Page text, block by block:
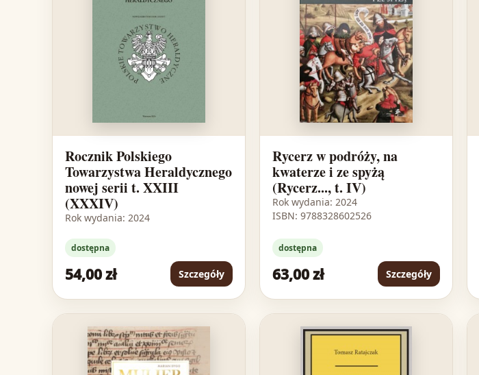
Rocznik Polskiego
Towarzystwa Heraldycznego
nowej serii t. XXIII
(XXXIV)
Rok wydania: 2024
dostępna
54,00 zł Szczegóły
Rycerz w podróży, na
kwaterze i ze spyżą
(Rycerz..., t. IV)
Rok wydania: 2024
ISBN: 9788328602526
dostępna
63,00 zł Szczegóły